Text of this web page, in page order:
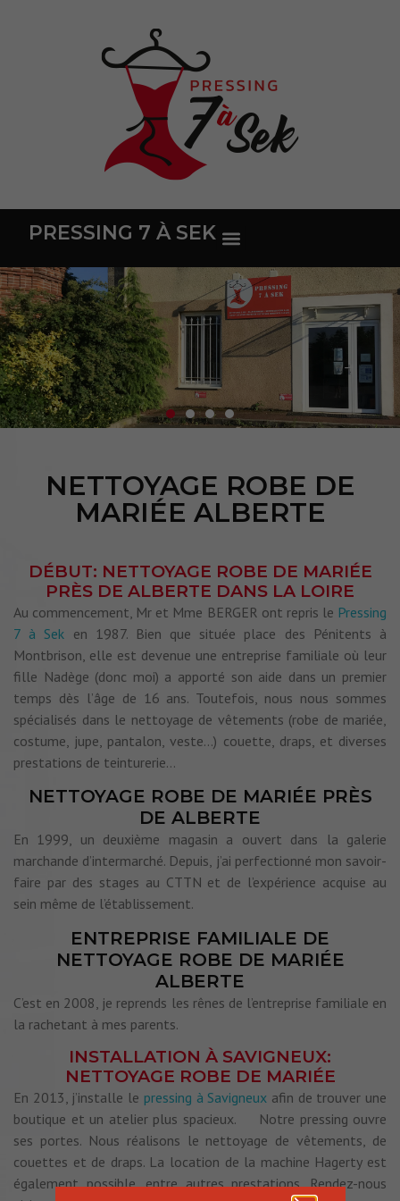
PRESSING 7 À SEK
NETTOYAGE ROBE DE
MARIÉE ALBERTE
DÉBUT: NETTOYAGE ROBE DE MARIÉE
PRÈS DE ALBERTE DANS LA LOIRE
Au commencement, Mr et Mme BERGER ont repris le Pressing
7 à Sek en 1987. Bien que située place des Pénitents à
Montbrison, elle est devenue une entreprise familiale où leur
fille Nadège (donc moi) a apporté son aide dans un premier
temps dès l’âge de 16 ans. Toutefois, nous nous sommes
spécialisés dans le nettoyage de vêtements (robe de mariée,
costume, jupe, pantalon, veste…) couette, draps, et diverses
prestations de teinturerie…
NETTOYAGE ROBE DE MARIÉE PRÈS
DE ALBERTE
En 1999, un deuxième magasin a ouvert dans la galerie
marchande d’intermarché. Depuis, j’ai perfectionné mon savoir-
faire par des stages au CTTN et de l’expérience acquise au
sein même de l’établissement.
ENTREPRISE FAMILIALE DE
NETTOYAGE ROBE DE MARIÉE
ALBERTE
C’est en 2008, je reprends les rênes de l’entreprise familiale en
la rachetant à mes parents.
INSTALLATION À SAVIGNEUX:
NETTOYAGE ROBE DE MARIÉE
En 2013, j’installe le pressing à Savigneux afin de trouver une
boutique et un atelier plus spacieux. Notre pressing ouvre
ses portes. Nous réalisons le nettoyage de vêtements, de
couettes et de draps. La location de la machine Hagerty est
également possible, entre autres prestations. Rendez-nous